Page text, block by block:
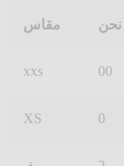
مقاس نحن
xxs 00
XS 0